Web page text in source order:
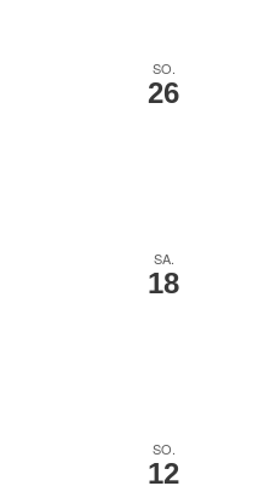
SO.
26
SA.
18
SO.
12